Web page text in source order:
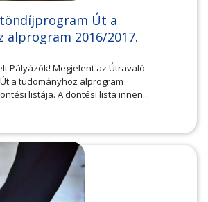
Út a
alprogram 2016/2017.
Pályázók! Megjelent az Útravaló
a tudományhoz alprogram
listája. A döntési lista innen...